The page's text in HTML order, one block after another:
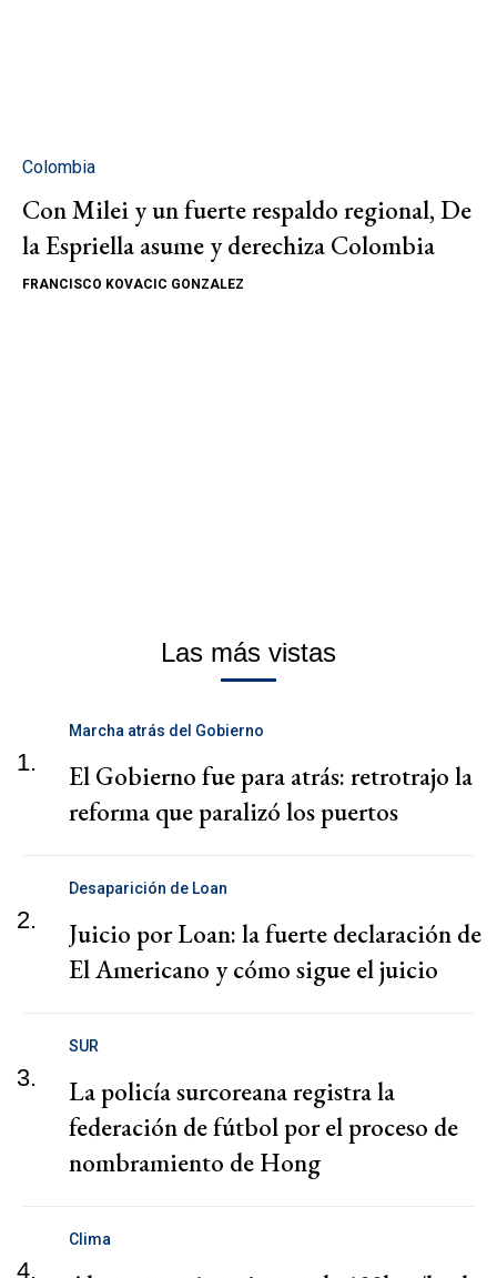
Colombia
Con Milei y un fuerte respaldo regional, De
la Espriella asume y derechiza Colombia
FRANCISCO KOVACIC GONZALEZ
Las más vistas
1.
Marcha atrás del Gobierno
El Gobierno fue para atrás: retrotrajo la
reforma que paralizó los puertos
2.
Desaparición de Loan
Juicio por Loan: la fuerte declaración de
El Americano y cómo sigue el juicio
3.
SUR
La policía surcoreana registra la
federación de fútbol por el proceso de
nombramiento de Hong
4.
Clima